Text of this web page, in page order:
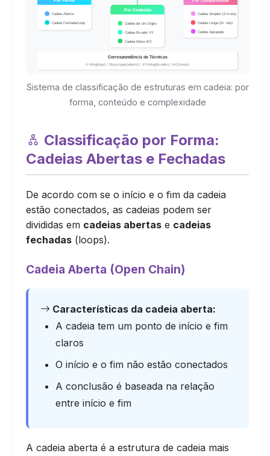
Sistema de classificação de estruturas em cadeia: por
forma, conteúdo e complexidade
Classificação por Forma:
Cadeias Abertas e Fechadas
De acordo com se o início e o fim da cadeia
estão conectados, as cadeias podem ser
divididas em cadeias abertas e cadeias
fechadas (loops).
Cadeia Aberta (Open Chain)
Características da cadeia aberta:
A cadeia tem um ponto de início e fim
claros
O início e o fim não estão conectados
A conclusão é baseada na relação
entre início e fim
A cadeia aberta é a estrutura de cadeia mais